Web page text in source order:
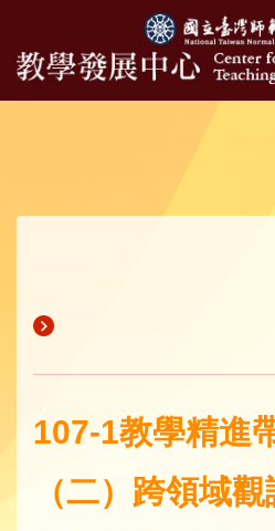
107-1教學精進
（二）跨領域